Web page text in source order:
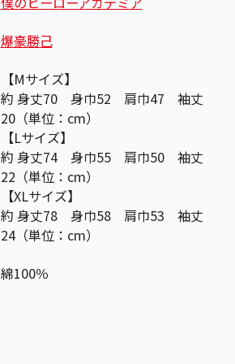
爆豪勝己
【Mサイズ】
約 身丈70 身巾52 肩巾47 袖丈
20（単位：cm）
【Lサイズ】
約 身丈74 身巾55 肩巾50 袖丈
22（単位：cm）
【XLサイズ】
約 身丈78 身巾58 肩巾53 袖丈
24（単位：cm）
綿100％